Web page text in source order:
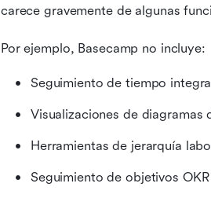
carece gravemente de algunas
Por ejemplo, Basecamp no incluye:
Seguimiento de tiempo
Visualizaciones de diagramas
Herramientas de jerarquía
Seguimiento de objetivos OKR